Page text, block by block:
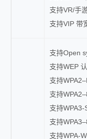
支持VR/手
支持VIP 带
支持Open
支持WEP
支持
支持
支持WPA3-
支持
支持WPA-